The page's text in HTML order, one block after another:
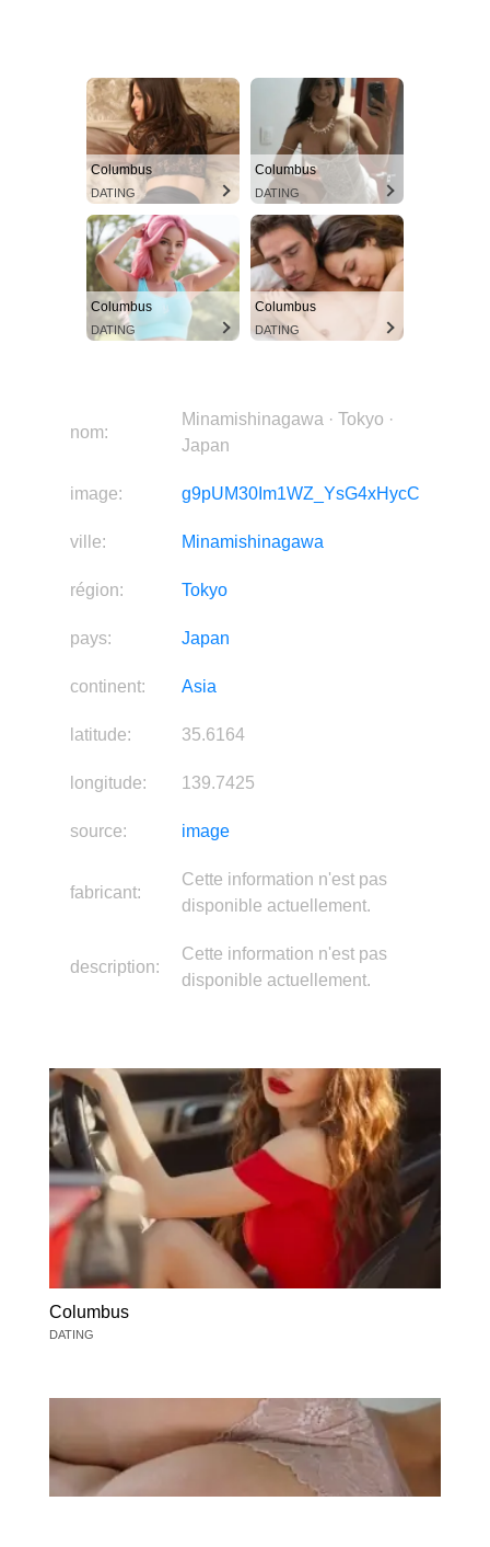
Columbus
DATING
Columbus
DATING
Columbus
DATING
Columbus
DATING
nom:
Minamishinagawa · Tokyo ·
Japan
image: g9pUM30Im1WZ_YsG4xHycC
ville: Minamishinagawa
région: Tokyo
pays: Japan
continent: Asia
latitude: 35.6164
longitude: 139.7425
source: image
fabricant:
Cette information n'est pas
disponible actuellement.
description:
Cette information n'est pas
disponible actuellement.
Columbus
DATING